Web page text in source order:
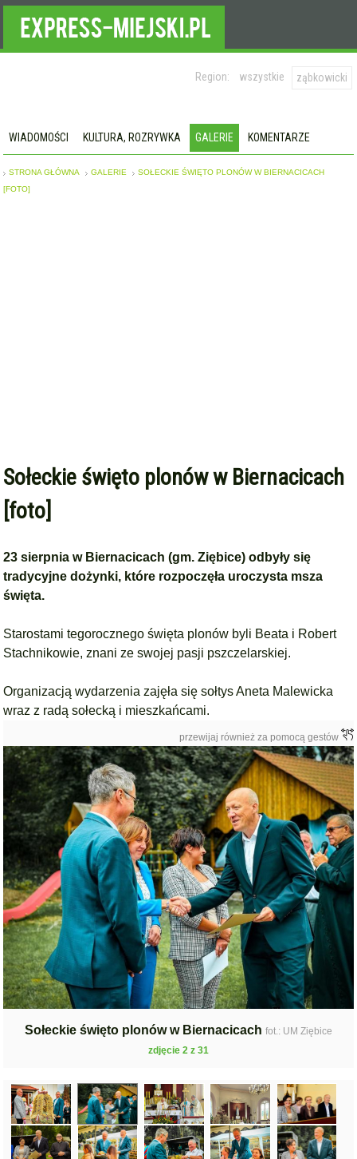
Region: wszystkie ząbkowicki
WIADOMOŚCI KULTURA, ROZRYWKA GALERIE KOMENTARZE
STRONA GŁÓWNA GALERIE
SOŁECKIE ŚWIĘTO PLONÓW W BIERNACICACH
[FOTO]
Sołeckie święto plonów w Biernacicach
[foto]
23 sierpnia w Biernacicach (gm. Ziębice) odbyły się
tradycyjne dożynki, które rozpoczęła uroczysta msza
święta.
Starostami tegorocznego święta plonów byli Beata i Robert
Stachnikowie, znani ze swojej pasji pszczelarskiej.
Organizacją wydarzenia zajęła się sołtys Aneta Malewicka
wraz z radą sołecką i mieszkańcami.
przewijaj również za pomocą gestów
Sołeckie święto plonów w Biernacicach fot.: UM Ziębice
zdjęcie 2 z 31